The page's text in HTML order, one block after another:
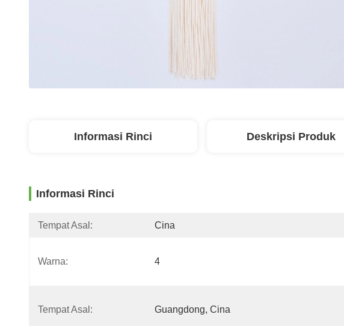
Informasi Rinci Deskripsi Produk
Informasi Rinci
Tempat Asal: Cina
Warna: 4
Tempat Asal: Guangdong, Cina